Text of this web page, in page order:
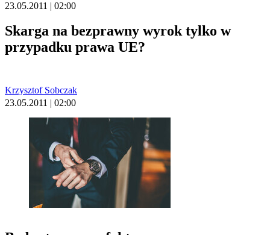
23.05.2011 | 02:00
Skarga na bezprawny wyrok tylko w
przypadku prawa UE?
Krzysztof Sobczak
23.05.2011 | 02:00